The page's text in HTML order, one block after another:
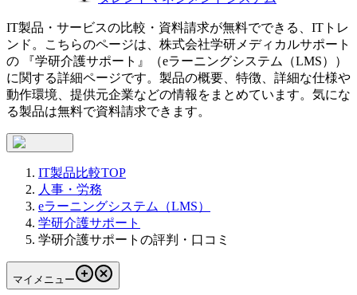
IT製品・サービスの比較・資料請求が無料でできる、ITトレ
ンド。こちらのページは、 株式会社学研メディカルサポート
の 『学研介護サポート 』（eラーニングシステム（LMS）
）
に関する詳細ページです。製品の概要、特徴、詳細な仕様や
動作環境、提供元企業などの情報をまとめています。気にな
る製品は無料で資料請求できます。
IT製品比較TOP
人事・労務
eラーニングシステム（LMS）
学研介護サポート
学研介護サポートの評判・口コミ
マイメニュー